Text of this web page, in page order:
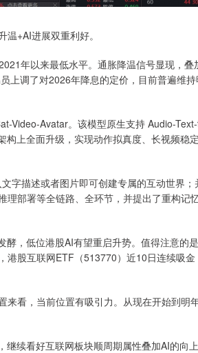
+AI进展双重利好。
年以来最低水平。通胀降温信号显现，叠
上调了对2026年降息的定价，目前普遍维
Avatar。该模型原生支持 Audio-
上全面升级，实现动作拟真度、长视频稳
描述或者图片即可创建专属的互动世界；
部署等全链路、全环节，并提出了重构记
，低位港股AI有望重启升势。值得注意的
港股互联网ETF（513770）近10日连续吸
看，当前位置有吸引力。从现在开始到明
看好互联网板块顺周期属性叠加AI的向上